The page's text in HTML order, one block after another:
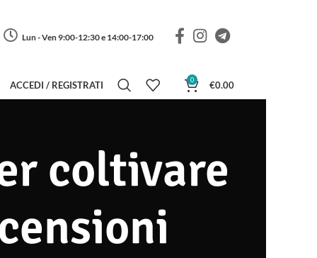
Lun - Ven 9:00-12:30 e 14:00-17:00
ACCEDI / REGISTRATI 0 €0.00
coltivare